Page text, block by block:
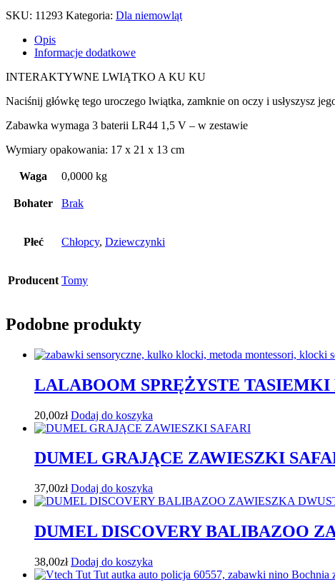
SKU: 11293 Kategoria: Dla niemowląt
Opis
Informacje dodatkowe
INTERAKTYWNE LWIĄTKO A KU KU
Naciśnij główkę tego uroczego lwiątka, zamknie on oczy i usłyszysz
Zabawka wymaga 3 baterii LR44 1,5 V – w zestawie
Wymiary opakowania: 17 x 21 x 13 cm
Waga 0,0000 kg
Bohater Brak
Płeć Chłopcy, Dziewczynki
Producent Tomy
Podobne produkty
LALABOOM SPRĘŻYSTE
20,00zł Dodaj do koszyka
DUMEL GRAJĄCE ZAWIESZKI
37,00zł Dodaj do koszyka
DUMEL DISCOVERY BALIBAZOO
38,00zł Dodaj do koszyka